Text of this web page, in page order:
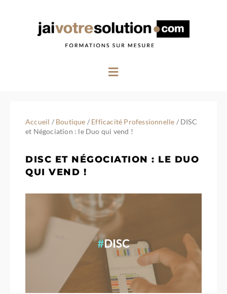
Menu
Accueil / Boutique / Efficacité Professionnelle / DISC
et Négociation : le Duo qui vend !
DISC ET NÉGOCIATION : LE DUO
QUI VEND !